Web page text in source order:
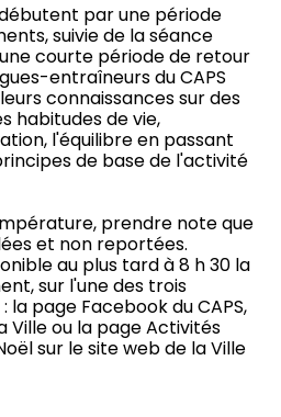
par une période
suivie de la séance
courte période de retour
entraîneurs du CAPS
connaissances sur des
habitudes de vie,
l'équilibre en passant
de base de l'activité
prendre note que
et non reportées.
au plus tard à 8 h 30 la
sur l'une des trois
page Facebook du CAPS,
Ville ou la page Activités
sur le site web de la Ville